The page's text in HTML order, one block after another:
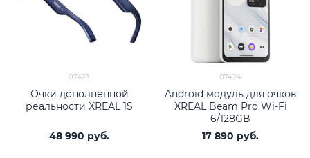
07423
Очки дополненной
реальности XREAL 1S
48 990 руб.
07424
Android модуль для очков
XREAL Beam Pro Wi-Fi
6/128GB
17 890 руб.